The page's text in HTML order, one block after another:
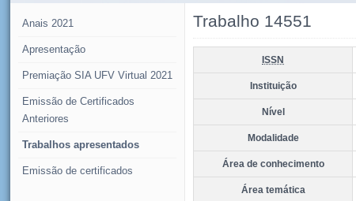
Anais 2021
Apresentação
Premiação SIA UFV Virtual 2021
Emissão de Certificados
Anteriores
Trabalhos apresentados
Emissão de certificados
Trabalho 14551
ISSN
Instituição
Nível
Modalidade
Área de conhecimento
Área temática